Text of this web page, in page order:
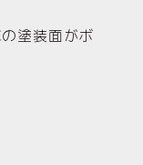
塗装面がボ